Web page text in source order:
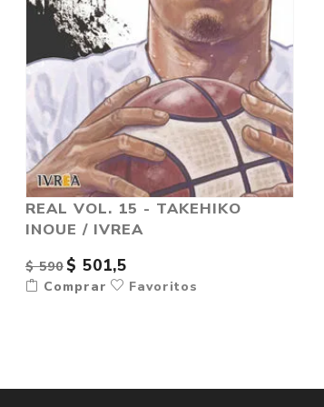
REAL VOL. 15 - TAKEHIKO
INOUE / IVREA
$ 590 $ 501,5
Comprar Favoritos